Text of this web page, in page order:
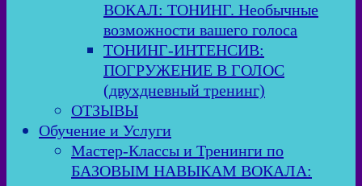
ВОКАЛ: ТОНИНГ. Необычные
возможности вашего голоса
ТОНИНГ-ИНТЕНСИВ:
ПОГРУЖЕНИЕ В ГОЛОС
(двухдневный тренинг)
ОТЗЫВЫ
Обучение и Услуги
Мастер-Классы и Тренинги по
БАЗОВЫМ НАВЫКАМ ВОКАЛА: